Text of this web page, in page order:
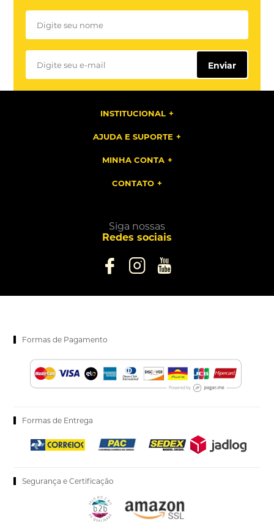
Enviar
INSTITUCIONAL
AJUDA E SUPORTE
MINHA CONTA
CONTATO
Siga nossas
Redes sociais
Formas de Pagamento
Formas de Entrega
Segurança e Certificação